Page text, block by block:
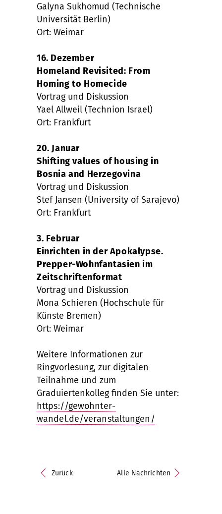
Galyna Sukhomud (Technische
Universität Berlin)
Ort: Weimar
16. Dezember
Homeland Revisited: From
Homing to Homecide
Vortrag und Diskussion
Yael Allweil (Technion Israel)
Ort: Frankfurt
20. Januar
Shifting values of housing in
Bosnia and Herzegovina
Vortrag und Diskussion
Stef Jansen (University of Sarajevo)
Ort: Frankfurt
3. Februar
Einrichten in der Apokalypse.
Prepper-Wohnfantasien im
Zeitschriftenformat
Vortrag und Diskussion
Mona Schieren (Hochschule für
Künste Bremen)
Ort: Weimar
Weitere Informationen zur
Ringvorlesung, zur digitalen
Teilnahme und zum
Graduiertenkolleg finden Sie unter:
https://gewohnter-
wandel.de/veranstaltungen/
Zurück Alle Nachrichten